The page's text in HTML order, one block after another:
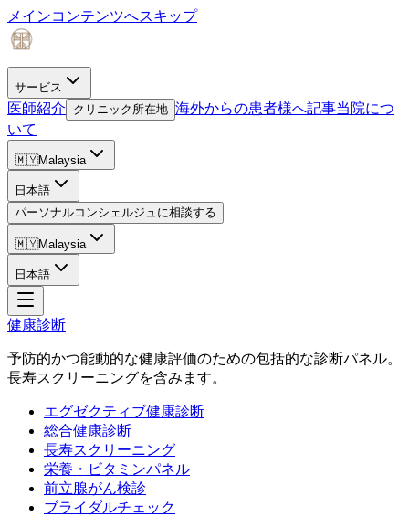
メインコンテンツへスキップ
サービス
医師紹介 クリニック所在地 海外からの患者様へ記事当院につ
いて
🇲🇾Malaysia
日本語
パーソナルコンシェルジュに相談する
🇲🇾Malaysia
日本語
健康診断
予防的かつ能動的な健康評価のための包括的な診断パネル。
長寿スクリーニングを含みます。
エグゼクティブ健康診断
総合健康診断
長寿スクリーニング
栄養・ビタミンパネル
前立腺がん検診
ブライダルチェック